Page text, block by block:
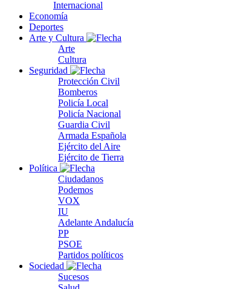
Internacional
Economía
Deportes
Arte y Cultura
Arte
Cultura
Seguridad
Protección Civil
Bomberos
Policía Local
Policía Nacional
Guardia Civil
Armada Española
Ejército del Aire
Ejército de Tierra
Política
Ciudadanos
Podemos
VOX
IU
Adelante Andalucía
PP
PSOE
Partidos políticos
Sociedad
Sucesos